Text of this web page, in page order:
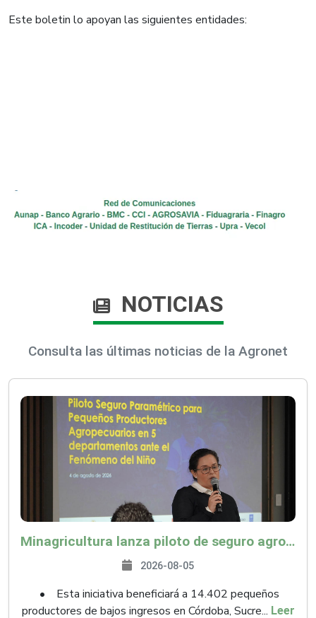
Este boletin lo apoyan las siguientes entidades:
NOTICIAS
Consulta las últimas noticias de la Agronet
Minagricultura lanza piloto de seguro agropecuario por $9.625 millones para proteger a más de 14.000 pequeños productores contra riesgos del Fenómeno de El Niño
2026-08-05
• Esta iniciativa beneficiará a 14.402 pequeños
productores de bajos ingresos en Córdoba, Sucre... Leer